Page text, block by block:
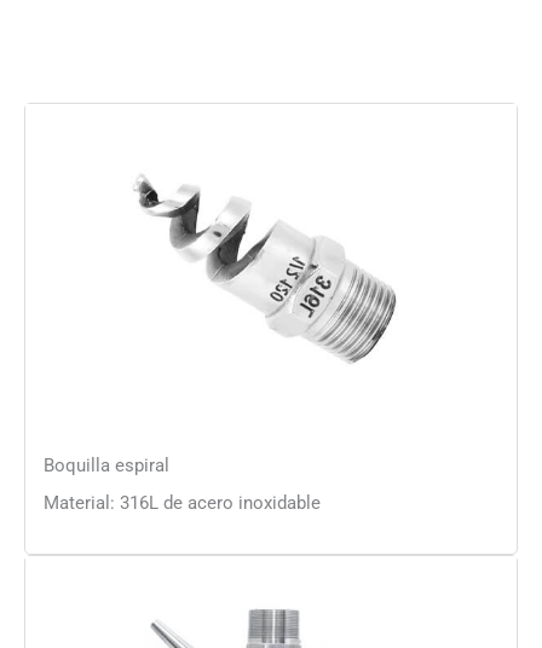
Boquilla espiral
Material: 316L de acero inoxidable